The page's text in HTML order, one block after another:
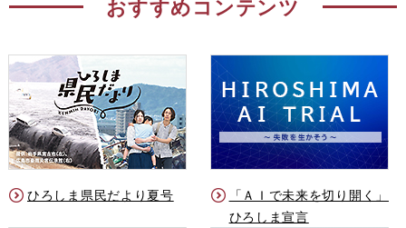
おすすめコンテンツ
ひろしま県民だより夏号
「ＡＩで未来を切り開く」
ひろしま宣言